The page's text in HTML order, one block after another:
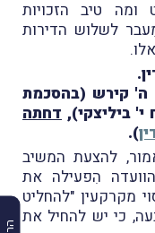
ומה טיב הזכויות
לשלוש הדירות
ה' קירש (בהסכמת
י' ביליצקי), דחתה
).
להצעת המשיב
הִפעילה את
לחוק מיסוי מקרקעין "להחליט
כי יש להחיל את